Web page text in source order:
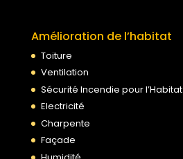
Amélioration de l’habitat
Toiture
Ventilation
Sécurité Incendie pour l’Habitat
Electricité
Charpente
Façade